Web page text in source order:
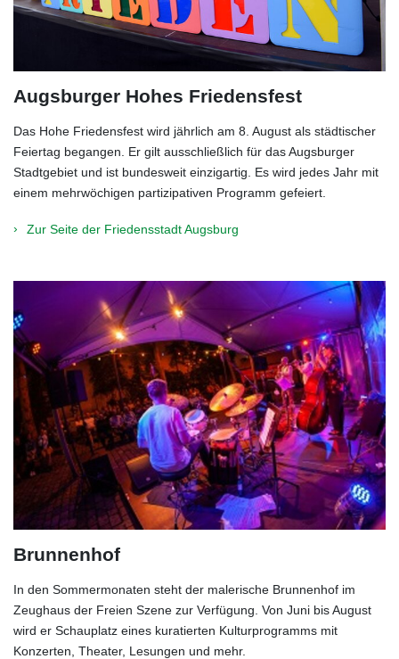
Augsburger Hohes Friedensfest
Das Hohe Friedensfest wird jährlich am 8. August als städtischer
Feiertag begangen. Er gilt ausschließlich für das Augsburger
Stadtgebiet und ist bundesweit einzigartig. Es wird jedes Jahr mit
einem mehrwöchigen partizipativen Programm gefeiert.
Zur Seite der Friedensstadt Augsburg
Brunnenhof
In den Sommermonaten steht der malerische Brunnenhof im
Zeughaus der Freien Szene zur Verfügung. Von Juni bis August
wird er Schauplatz eines kuratierten Kulturprogramms mit
Konzerten, Theater, Lesungen und mehr.